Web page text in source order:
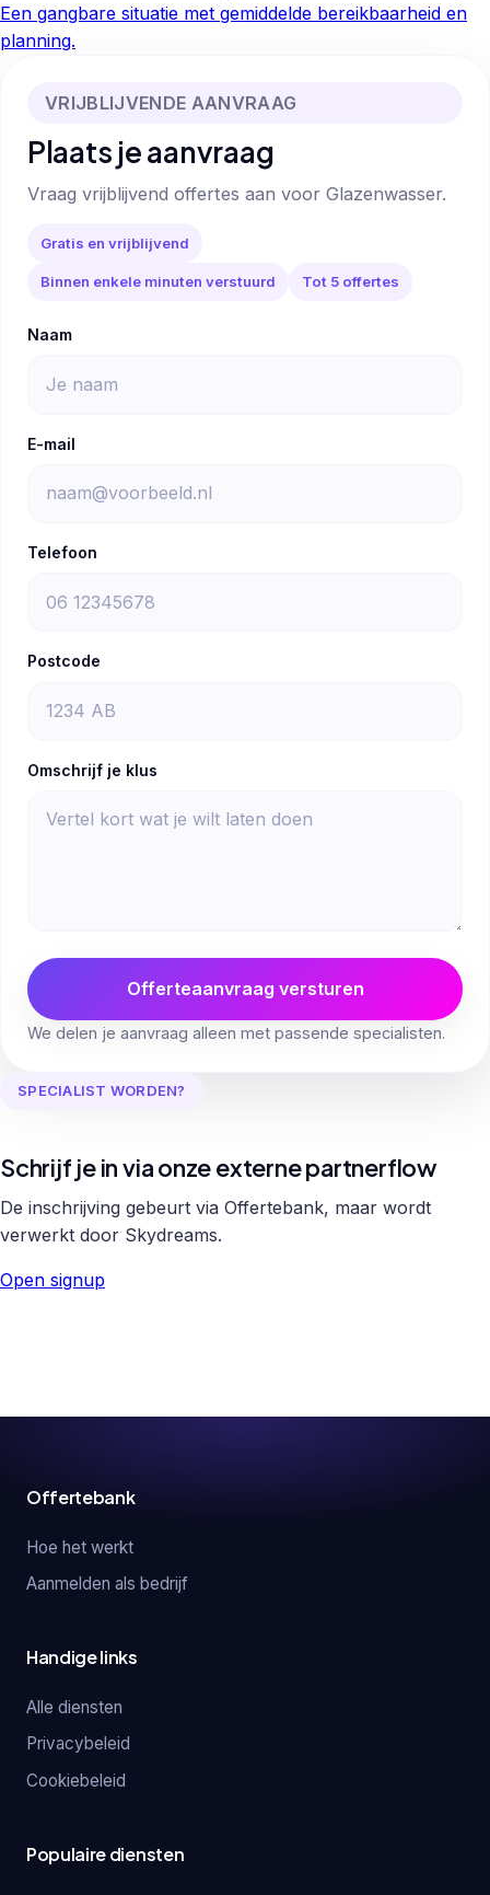
Een gangbare situatie met gemiddelde bereikbaarheid en
planning.
VRIJBLIJVENDE AANVRAAG
Plaats je aanvraag
Vraag vrijblijvend offertes aan voor Glazenwasser.
Gratis en vrijblijvend
Binnen enkele minuten verstuurd Tot 5 offertes
Naam
E-mail
Telefoon
Postcode
Omschrijf je klus
Offerteaanvraag versturen
We delen je aanvraag alleen met passende specialisten.
SPECIALIST WORDEN?
Schrijf je in via onze externe partnerflow
De inschrijving gebeurt via Offertebank, maar wordt
verwerkt door Skydreams.
Open signup
Offertebank
Hoe het werkt
Aanmelden als bedrijf
Handige links
Alle diensten
Privacybeleid
Cookiebeleid
Populaire diensten